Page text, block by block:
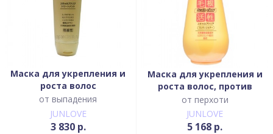
Маска для укрепления и
роста волос
от выпадения
JUNLOVE
3 830 р.
Маска для укрепления и
роста волос, против
перхоти
от перхоти
JUNLOVE
5 168 р.